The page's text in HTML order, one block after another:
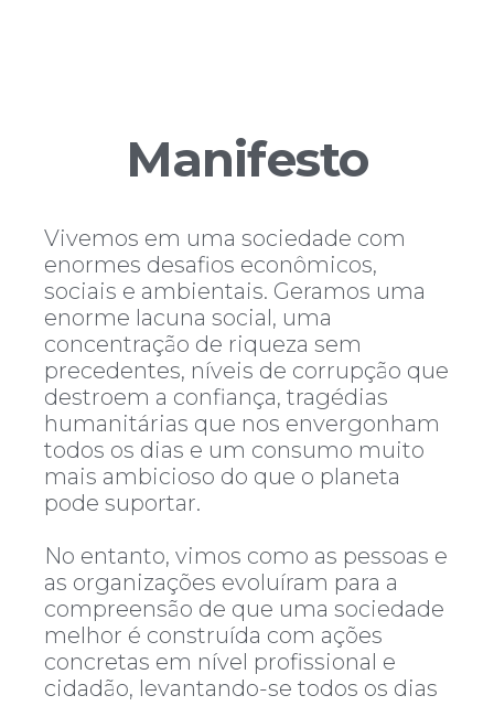
Manifesto
Vivemos em uma sociedade com
enormes desafios econômicos,
sociais e ambientais. Geramos uma
enorme lacuna social, uma
concentração de riqueza sem
precedentes, níveis de corrupção que
destroem a confiança, tragédias
humanitárias que nos envergonham
todos os dias e um consumo muito
mais ambicioso do que o planeta
pode suportar.
No entanto, vimos como as pessoas e
as organizações evoluíram para a
compreensão de que uma sociedade
melhor é construída com ações
concretas em nível profissional e
cidadão, levantando-se todos os dias